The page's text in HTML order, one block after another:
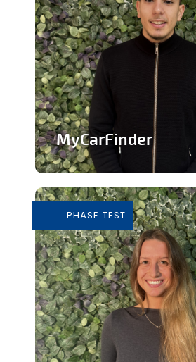
MyCarFinder
d'occasion
En savoir plus
PHASE TEST